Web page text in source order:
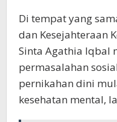
Di tempat yang
dan Kesejahteraan
Sinta Agathia Iqbal
permasalahan
pernikahan dini
kesehatan mental,